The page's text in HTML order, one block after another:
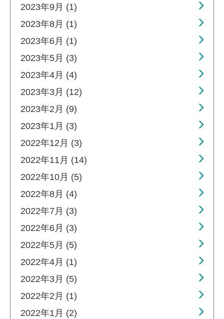
2023年9月 (1)
2023年8月 (1)
2023年6月 (1)
2023年5月 (3)
2023年4月 (4)
2023年3月 (12)
2023年2月 (9)
2023年1月 (3)
2022年12月 (3)
2022年11月 (14)
2022年10月 (5)
2022年8月 (4)
2022年7月 (3)
2022年6月 (3)
2022年5月 (5)
2022年4月 (1)
2022年3月 (5)
2022年2月 (1)
2022年1月 (2)